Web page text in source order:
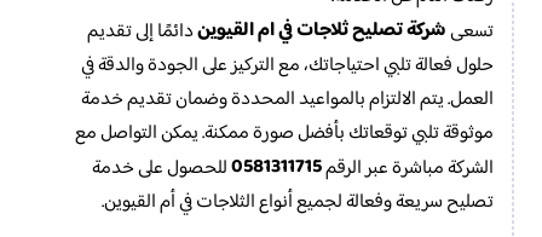
تسعىشركة تصليح ثلاجات في ام القيويندائمًا إلى تقديم
حلول فعالة تلبي احتياجاتك، مع التركيز على الجودة والدقة في
العمل. يتم الالتزام بالمواعيد المحددة وضمان تقديم خدمة
موثوقة تلبي توقعاتك بأفضل صورة ممكنة. يمكن التواصل مع
الشركة مباشرة عبر الرقم0581311715للحصول على خدمة
تصليح سريعة وفعالة لجميع أنواع الثلاجات في أم القيوين.